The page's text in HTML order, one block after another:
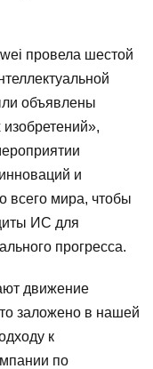
провела шестой
объявлены
и
всего мира, чтобы
ИС для
прогресса.
движение
заложено в нашей
к
по